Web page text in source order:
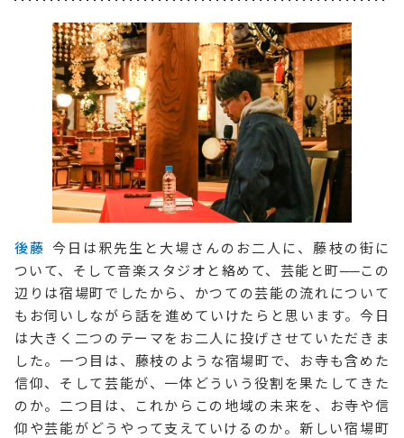
後藤 今日は釈先生と大場さんのお二人に、藤枝の街に
ついて、そして音楽スタジオと絡めて、芸能と町──この
辺りは宿場町でしたから、かつての芸能の流れについて
もお伺いしながら話を進めていけたらと思います。今日
は大きく二つのテーマをお二人に投げさせていただきま
した。一つ目は、藤枝のような宿場町で、お寺も含めた
信仰、そして芸能が、一体どういう役割を果たしてきた
のか。二つ目は、これからこの地域の未来を、お寺や信
仰や芸能がどうやって支えていけるのか。新しい宿場町